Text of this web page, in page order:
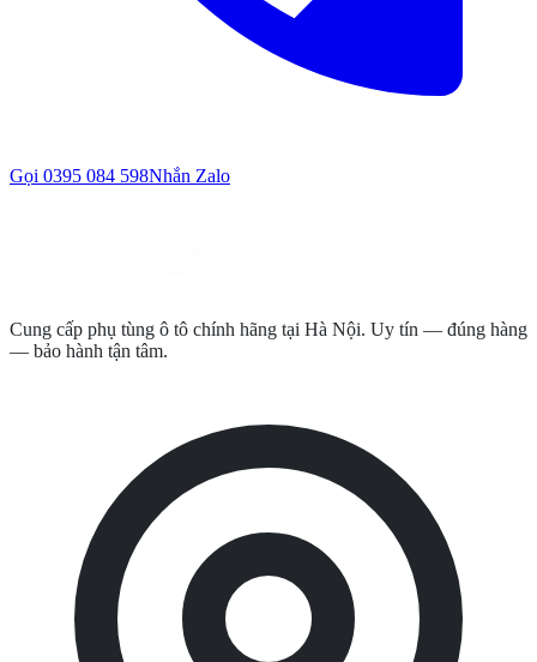
Gọi 0395 084 598Nhắn Zalo
Cung cấp phụ tùng ô tô chính hãng tại Hà Nội. Uy tín — đúng hàng
— bảo hành tận tâm.